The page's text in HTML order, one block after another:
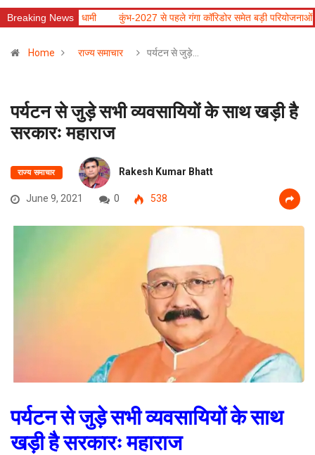
Breaking News
धामी कुंभ-2027 से पहले गंगा कॉरिडोर समेत बड़ी परियोजनाओं में तेजी लाने के
Home राज्य समाचार पर्यटन से जुड़े…
पर्यटन से जुड़े सभी व्यवसायियों के साथ खड़ी है
सरकारः महाराज
राज्य समाचार Rakesh Kumar Bhatt
June 9, 2021 0 538
पर्यटन से जुड़े सभी व्यवसायियों के साथ
खड़ी है सरकारः महाराज